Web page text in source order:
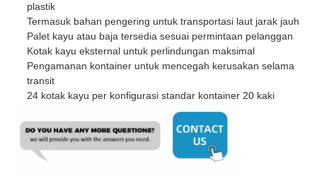
plastik
Termasuk bahan pengering untuk transportasi laut jarak jauh
Palet kayu atau baja tersedia sesuai permintaan pelanggan
Kotak kayu eksternal untuk perlindungan maksimal
Pengamanan kontainer untuk mencegah kerusakan selama
transit
24 kotak kayu per konfigurasi standar kontainer 20 kaki